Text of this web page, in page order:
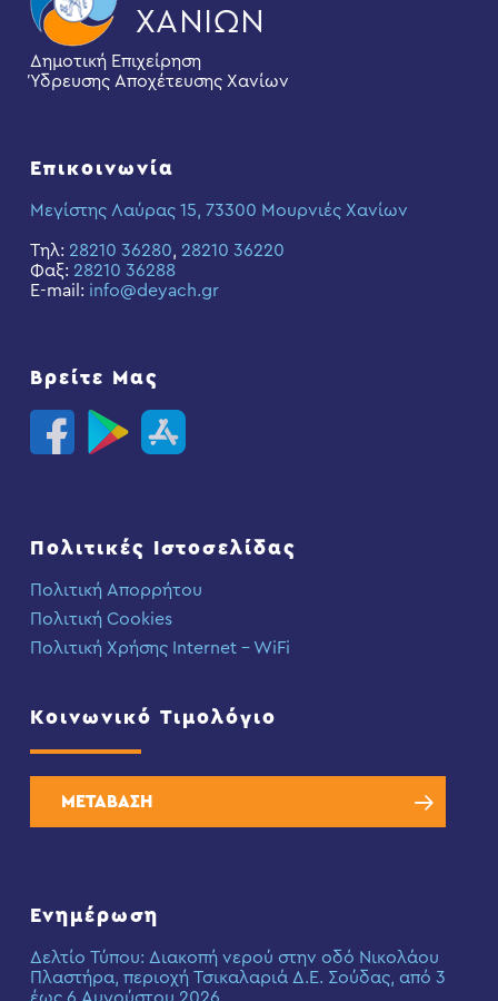
Δημοτική Επιχείρηση
Ύδρευσης Αποχέτευσης Χανίων
Επικοινωνία
Μεγίστης Λαύρας 15, 73300 Μουρνιές Χανίων
Τηλ: 28210 36280, 28210 36220
Φαξ: 28210 36288
E-mail: info@deyach.gr
Βρείτε Μας
Πολιτικές Ιστοσελίδας
Πολιτική Απορρήτου
Πολιτική Cookies
Πολιτική Χρήσης Internet – WiFi
Κοινωνικό Τιμολόγιο
ΜΕΤΑΒΑΣΗ
Ενημέρωση
Δελτίο Τύπου: Διακοπή νερού στην οδό Νικολάου
Πλαστήρα, περιοχή Τσικαλαριά Δ.Ε. Σούδας, από 3